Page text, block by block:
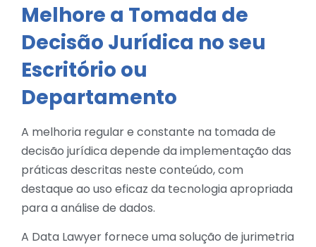
Melhore a Tomada de
Decisão Jurídica no seu
Escritório ou
Departamento
A melhoria regular e constante na tomada de
decisão jurídica depende da implementação das
práticas descritas neste conteúdo, com
destaque ao uso eficaz da tecnologia apropriada
para a análise de dados.
A Data Lawyer fornece uma solução de jurimetria